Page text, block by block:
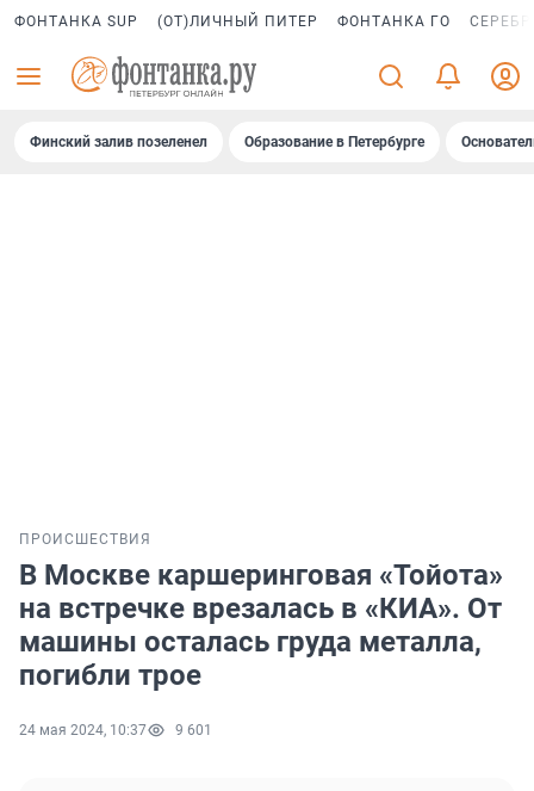
ФОНТАНКА SUP (ОТ)ЛИЧНЫЙ ПИТЕР ФОНТАНКА ГО
Финский залив позеленел Образование в Петербурге
ПРОИСШЕСТВИЯ
В Москве каршеринговая «Тойота»
на встречке врезалась в «КИА». От
машины осталась груда металла,
погибли трое
24 мая 2024, 10:37 9 601